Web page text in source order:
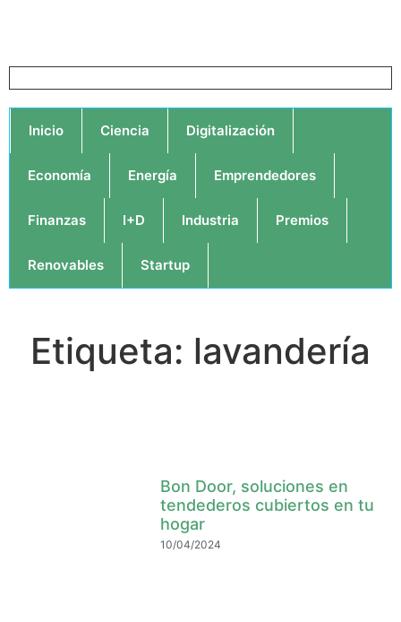
Inicio Ciencia Digitalización
Economía Energía Emprendedores
Finanzas I+D Industria Premios
Renovables Startup
Etiqueta: lavandería
Bon Door, soluciones en
tendederos cubiertos en tu
hogar
10/04/2024